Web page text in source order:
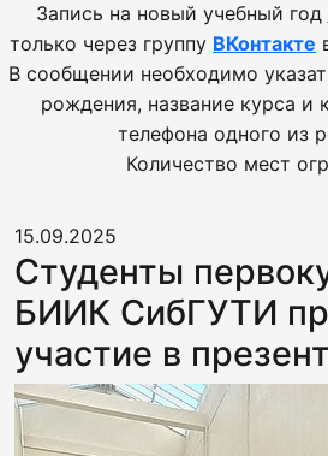
Запись на новый учебный год
только через группу ВКонтакте
В сообщении необходимо
рождения, название курса и
телефона одного из
Количество мест
15.09.2025
Студенты
БИИК СибГУТИ
участие в